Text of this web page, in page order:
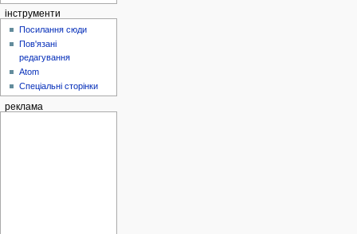
інструменти
Посилання сюди
Пов'язані
редагування
Atom
Спеціальні сторінки
реклама